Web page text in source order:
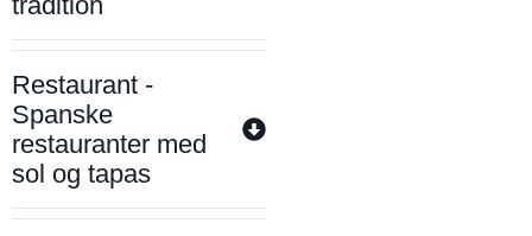
Restaurant -
Spanske
restauranter med
sol og tapas